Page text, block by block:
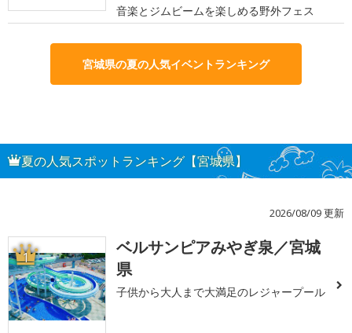
音楽とジムビームを楽しめる野外フェス
宮城県の夏の人気イベントランキング
夏の人気スポットランキング【宮城県】
2026/08/09 更新
1
ベルサンピアみやぎ泉／宮城
県
子供から大人まで大満足のレジャープール